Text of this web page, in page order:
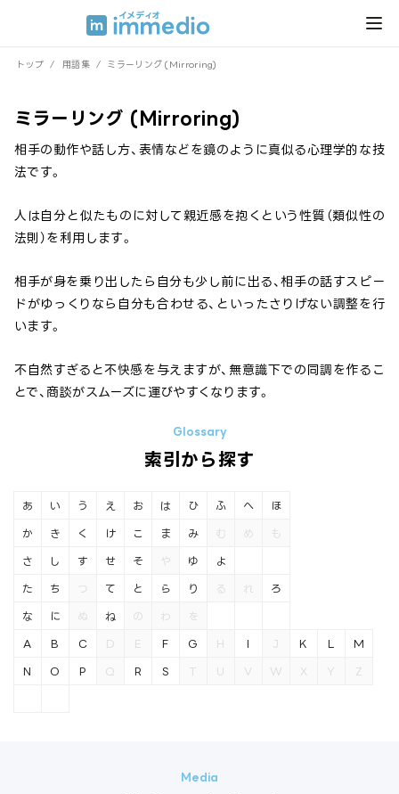
トップ / 用語集 / ミラーリング (Mirroring)
ミラーリング (Mirroring)
相手の動作や話し方、表情などを鏡のように真似る心理学的な技
法です。
人は自分と似たものに対して親近感を抱くという性質（類似性の
法則）を利用します。
相手が身を乗り出したら自分も少し前に出る、相手の話すスピー
ドがゆっくりなら自分も合わせる、といったさりげない調整を行
います。
不自然すぎると不快感を与えますが、無意識下での同調を作るこ
とで、商談がスムーズに運びやすくなります。
索引から探す
あ い う え お
か き く け こ
さ し す せ そ
た ち つ て と
な に ぬ ね の
は ひ ふ へ ほ
ま み む め も
や ゆ よ
ら り る れ ろ
わ を
A B C D E F G H I J K L M
N O P Q R S T U V W X Y Z